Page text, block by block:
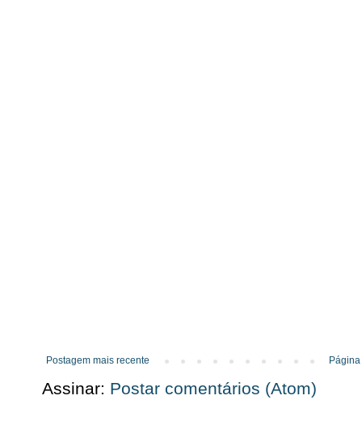
Postagem mais recente
Assinar: Postar comentários (Atom)